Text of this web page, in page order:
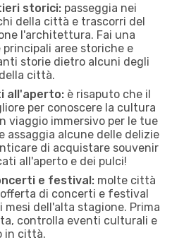
storici: passeggia nei
della città e trascorri del
l'architettura. Fai una
aree storiche e
storie dietro alcuni degli
città.
all'aperto: è risaputo che il
per conoscere la cultura
viaggio immersivo per le tue
assaggia alcune delle delizie
di acquistare souvenir
all'aperto e dei pulci!
e festival: molte città
di concerti e festival
mesi dell'alta stagione. Prima
controlla eventi culturali e
in città.